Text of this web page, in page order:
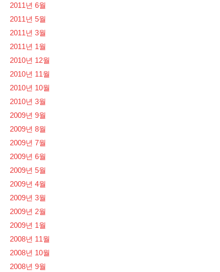
2011년 6월
2011년 5월
2011년 3월
2011년 1월
2010년 12월
2010년 11월
2010년 10월
2010년 3월
2009년 9월
2009년 8월
2009년 7월
2009년 6월
2009년 5월
2009년 4월
2009년 3월
2009년 2월
2009년 1월
2008년 11월
2008년 10월
2008년 9월